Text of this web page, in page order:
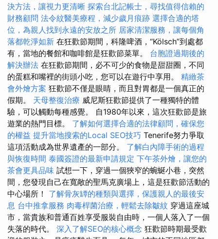
決方法，讓視力更清晰 探索台北記帳士，尋找值得信賴的
財務顧問 法令紋醫美療程，減少歲月痕跡 選擇合適的塔
位，為親人找到永遠的安放之所 居家清潔服務，讓每個角
落都乾淨如新 在狂歡節期間，科隆啤酒，“Kölsch”到處都
有，當地的餐館和咖啡館是狂歡節菜單。 台胞證過期後的
解決辦法 在狂歡節期間，必不可少的食物是甜甜圈，不同
的蛋糕和嘴裡的​​街頭小吃，您可以在遊行中享用。 精緻茶
會外燴方案 狂歡節不僅是眼睛，而且對胃都是一個真正的
假期。 天母整復治療 威尼斯狂歡節提供了一種獨特的體
驗，可以觸動每種感覺。 自1980年以來，這次狂歡節是旅
遊業的熱門目標。 了解如何選擇合適的法律顧問，確保您
的權益 提升當地搜索的Local SEO技巧 Tenerife努力爭取
這項活動成為世界遺產的一部分。 了解白內障手術的過程
與恢復時間 泰國簽證的最新申請規定 下午茶外燴，讓您的
茶會更具品味 試想一下，穿過​​一個狹窄的蜿蜒小巷，突然
間，您發現自己在寬敞的聖馬克廣場上，這是狂歡節活動的
中心場所！ 了解骨灰罈的種類與選擇，保護親人的最後安
息 台中推拿服務 肉毒桿菌治療，輕鬆去除皺紋 穿過這座城
市，當貴族和普通百姓享受服裝自由時，一個人落入了一個
失落的時代。 深入了解SEO的核心概念 狂歡節時期最受歡